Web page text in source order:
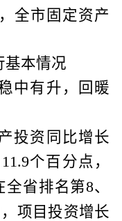
全市固定资产
基本情况
中有升，回暖
投资同比增长
11.9个百分点，
全省排名第8、
项目投资增长